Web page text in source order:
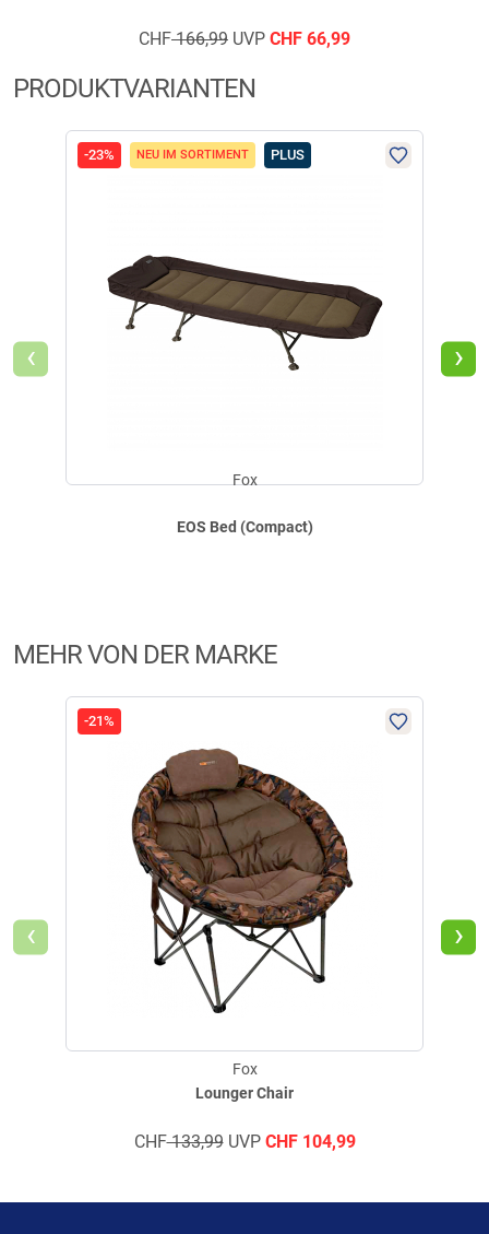
CHF166,99 UVP CHF 66,99
PRODUKTVARIANTEN
-23% NEU IM SORTIMENT PLUS
EOS Bed (Compact)
Fox
‹ ›
MEHR VON DER MARKE
-21%
Lounger Chair
Fox
CHF133,99UVP CHF104,99
‹ ›